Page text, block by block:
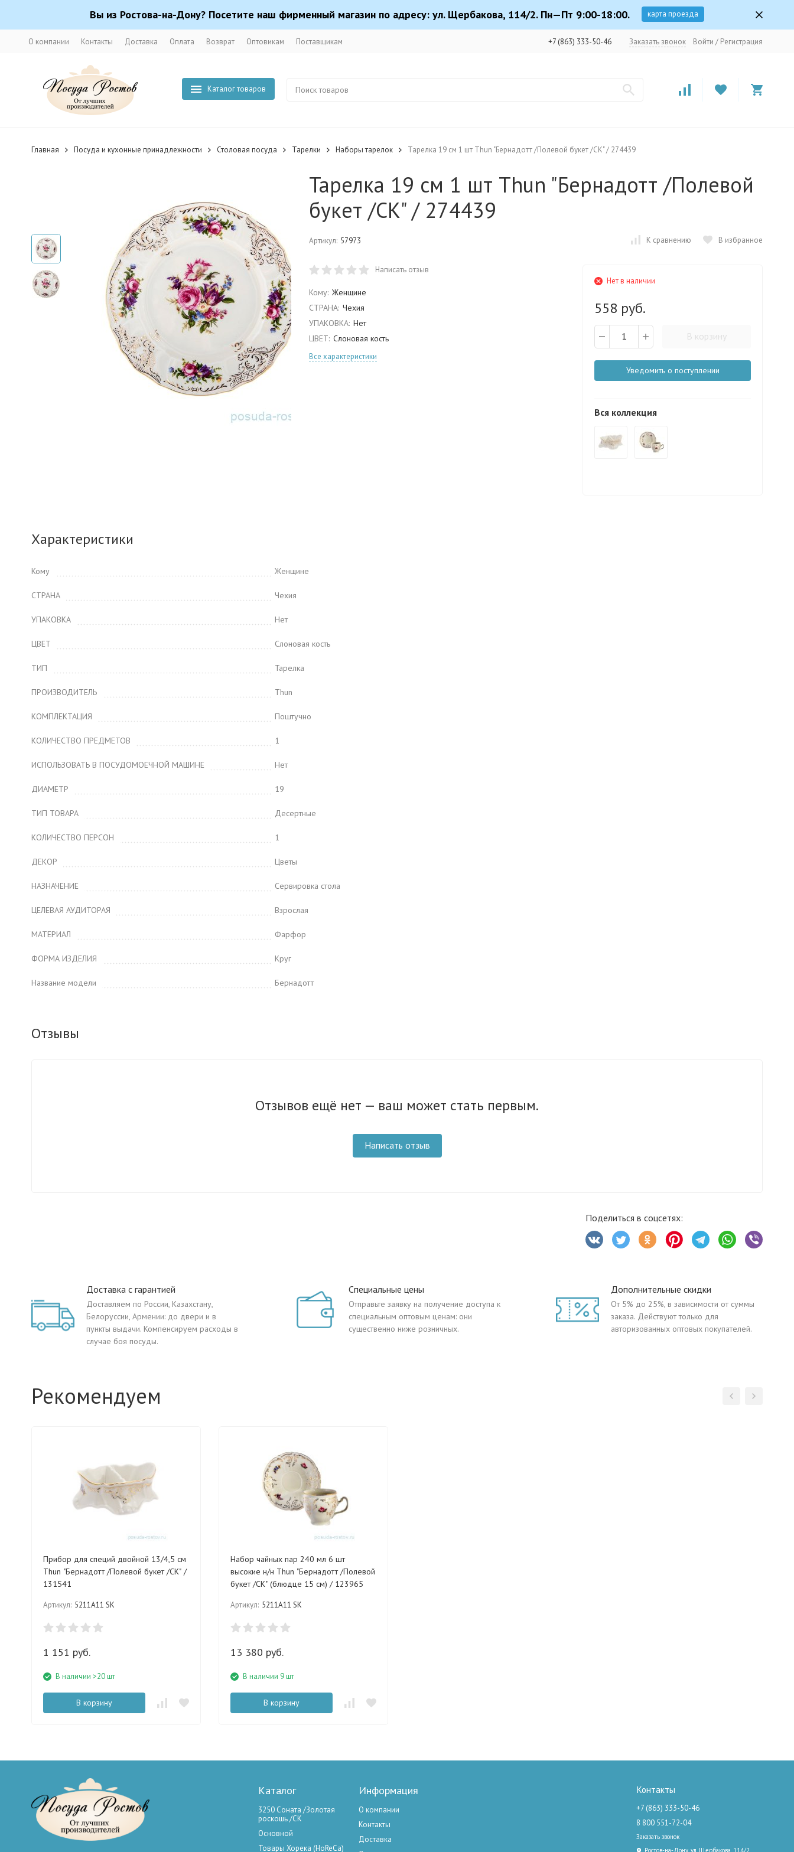
Вы из Ростова-на-Дону? Посетите наш фирменный магазин по адресу: ул. Щербакова, 114/2. Пн—Пт 9:00-18:00. карта проезда
О компании Контакты Доставка Оплата Возврат Оптовикам Поставщикам +7 (863) 333-50-46 Заказать звонок Войти / Регистрация
Каталог товаров
Главная Посуда и кухонные принадлежности Столовая посуда Тарелки Наборы тарелок Тарелка 19 см 1 шт Thun "Бернадотт /Полевой букет /СК" / 274439
Тарелка 19 см 1 шт Thun "Бернадотт /Полевой
букет /СК" / 274439
Артикул: 57973 К сравнению В избранное
Написать отзыв
Кому: Женщине
СТРАНА: Чехия
УПАКОВКА: Нет
ЦВЕТ: Слоновая кость
Все характеристики
Нет в наличии
558 руб.
В корзину
Уведомить о поступлении
Вся коллекция
Характеристики
Кому Женщине
СТРАНА Чехия
УПАКОВКА Нет
ЦВЕТ Слоновая кость
ТИП Тарелка
ПРОИЗВОДИТЕЛЬ Thun
КОМПЛЕКТАЦИЯ Поштучно
КОЛИЧЕСТВО ПРЕДМЕТОВ 1
ИСПОЛЬЗОВАТЬ В ПОСУДОМОЕЧНОЙ МАШИНЕ Нет
ДИАМЕТР 19
ТИП ТОВАРА Десертные
КОЛИЧЕСТВО ПЕРСОН 1
ДЕКОР Цветы
НАЗНАЧЕНИЕ Сервировка стола
ЦЕЛЕВАЯ АУДИТОРАЯ Взрослая
МАТЕРИАЛ Фарфор
ФОРМА ИЗДЕЛИЯ Круг
Название модели Бернадотт
Отзывы
Отзывов ещё нет — ваш может стать первым.
Написать отзыв
Поделиться в соцсетях:
Доставка с гарантией
Доставляем по России, Казахстану,
Белоруссии, Армении: до двери и в
пункты выдачи. Компенсируем расходы в
случае боя посуды.
Специальные цены
Отправьте заявку на получение доступа к
специальным оптовым ценам: они
существенно ниже розничных.
Дополнительные скидки
От 5% до 25%, в зависимости от суммы
заказа. Действуют только для
авторизованных оптовых покупателей.
Рекомендуем
Прибор для специй двойной 13/4,5 см
Thun "Бернадотт /Полевой букет /СК" /
131541
Артикул: 5211A11 SK
1 151 руб.
В наличии >20 шт
В корзину
Набор чайных пар 240 мл 6 шт
высокие н/н Thun "Бернадотт /Полевой
букет /СК" (блюдце 15 см) / 123965
Артикул: 5211A11 SK
13 380 руб.
В наличии 9 шт
В корзину
Каталог
3250 Соната /Золотая
роскошь /СК
Основной
Товары Хорека (HoReCa)
Информация
О компании
Контакты
Доставка
Контакты
+7 (863) 333-50-46
8 800 551-72-04
Заказать звонок
Ростов-на-Дону, ул. Щербакова, 114/2